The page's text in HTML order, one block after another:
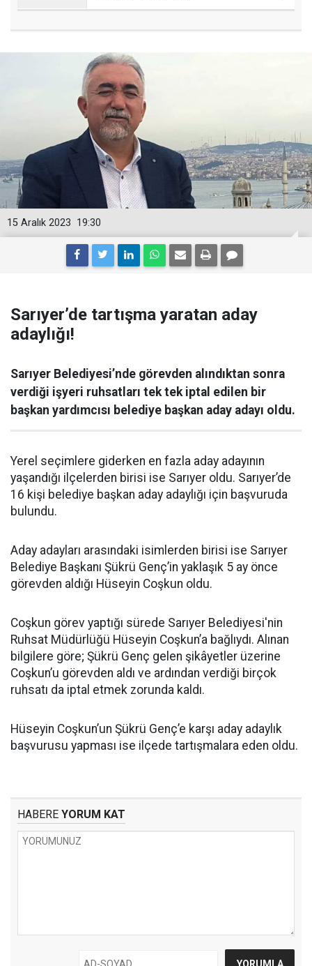
19:30
15 Aralık 2023
Sarıyer’de tartışma yaratan aday
adaylığı!
Sarıyer Belediyesi’nde görevden alındıktan sonra
verdiği işyeri ruhsatları tek tek iptal edilen bir
başkan yardımcısı belediye başkan aday adayı oldu.
Yerel seçimlere giderken en fazla aday adayının
yaşandığı ilçelerden birisi ise Sarıyer oldu. Sarıyer’de
16 kişi belediye başkan aday adaylığı için başvuruda
bulundu.
Aday adayları arasındaki isimlerden birisi ise Sarıyer
Belediye Başkanı Şükrü Genç’in yaklaşık 5 ay önce
görevden aldığı Hüseyin Coşkun oldu.
Coşkun görev yaptığı sürede Sarıyer Belediyesi'nin
Ruhsat Müdürlüğü Hüseyin Coşkun’a bağlıydı. Alınan
bilgilere göre; Şükrü Genç gelen şikâyetler üzerine
Coşkun’u görevden aldı ve ardından verdiği birçok
ruhsatı da iptal etmek zorunda kaldı.
Hüseyin Coşkun’un Şükrü Genç’e karşı aday adaylık
başvurusu yapması ise ilçede tartışmalara eden oldu.
HABERE YORUM KAT